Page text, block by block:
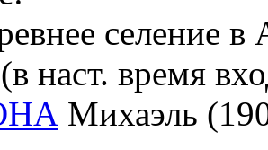
селение
наст. время
Михаэль